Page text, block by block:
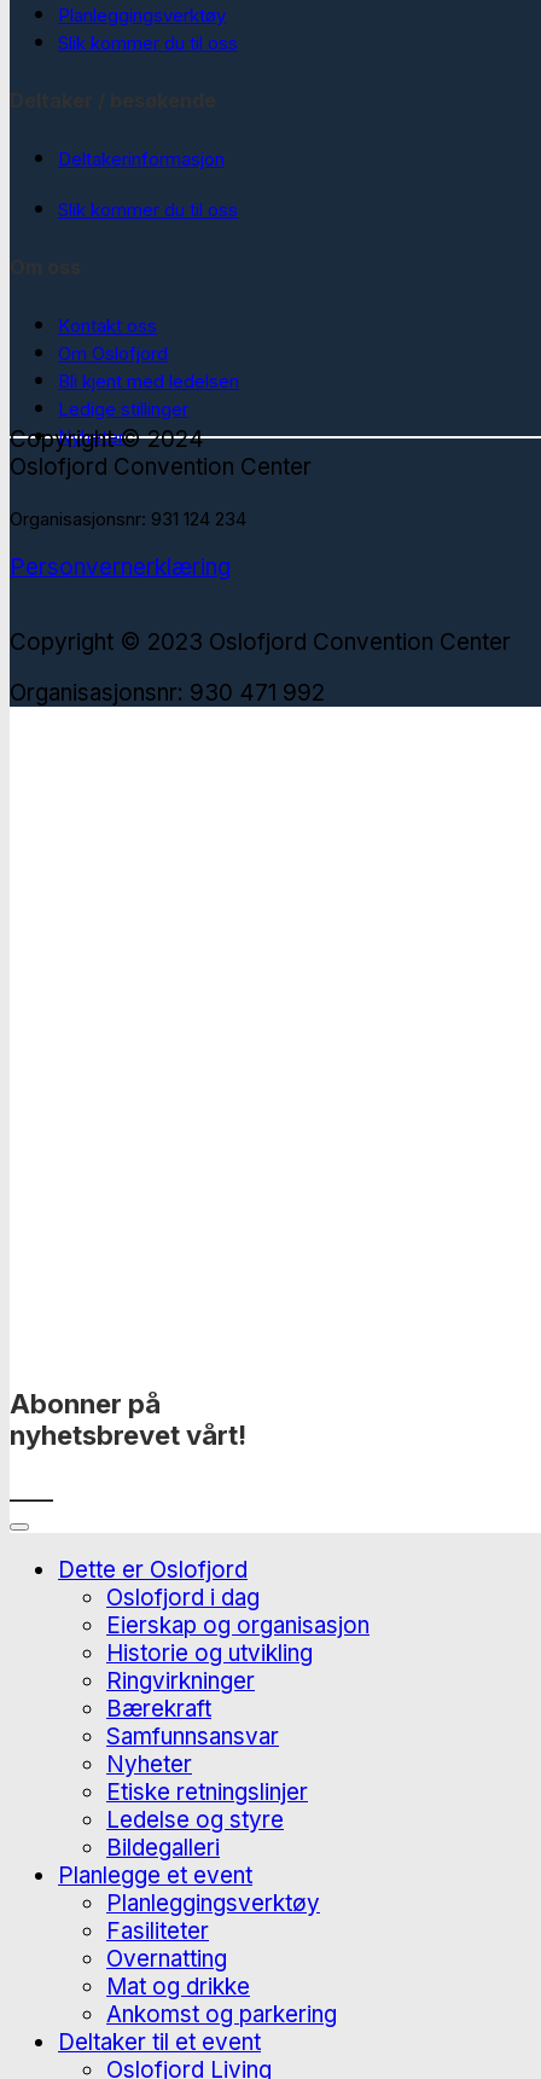
Planleggingsverktøy
Slik kommer du til oss
Deltakerinformasjon
Slik kommer du til oss
Kontakt oss
Om Oslofjord
Bli kjent med ledelsen
Ledige stillinger
Nyheter
Copyright © 2024
Oslofjord Convention Center
Organisasjonsnr: 931 124 234
Personvernerklæring
Copyright © 2023 Oslofjord Convention Center
Organisasjonsnr: 930 471 992
Abonner på
nyhetsbrevet vårt!
Dette er Oslofjord
Oslofjord i dag
Eierskap og organisasjon
Historie og utvikling
Ringvirkninger
Bærekraft
Samfunnsansvar
Nyheter
Etiske retningslinjer
Ledelse og styre
Bildegalleri
Planlegge et event
Planleggingsverktøy
Fasiliteter
Overnatting
Mat og drikke
Ankomst og parkering
Deltaker til et event
Oslofjord Living